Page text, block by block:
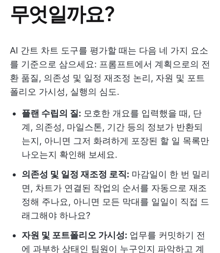
무엇일까요?
AI 간트 차트 도구를 평가할 때는 다음 네 가지 요소
를 기준으로 삼으세요: 프롬프트에서 계획으로의 전
환 품질, 의존성 및 일정 재조정 논리, 자원 및 포트
폴리오 가시성, 실행의 심도.
플랜 수립의 질: 모호한 개요를 입력했을 때, 단
계, 의존성, 마일스톤, 기간 등의 정보가 반환되
는지, 아니면 그저 화려하게 포장된 할 일 목록만
나오는지 확인해 보세요.
의존성 및 일정 재조정 로직: 마감일이 한 번 밀리
면, 차트가 연결된 작업의 순서를 자동으로 재조
정해 주나요, 아니면 모든 막대를 일일이 직접 드
래그해야 하나요?
자원 및 포트폴리오 가시성: 업무를 커밋하기 전
에 과부하 상태인 팀원이 누구인지 파악하고 계